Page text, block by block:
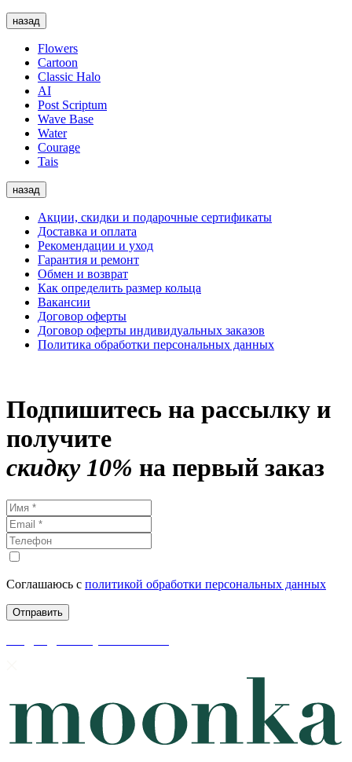
назад
Flowers
Cartoon
Classic Halo
AI
Post Scriptum
Wave Base
Water
Courage
Tais
назад
Акции, скидки и подарочные сертификаты
Доставка и оплата
Рекомендации и уход
Гарантия и ремонт
Обмен и возврат
Как определить размер кольца
Вакансии
Договор оферты
Договор оферты индивидуальных заказов
Политика обработки персональных данных
Подпишитесь на рассылку и
получите
скидку 10% на первый заказ
Соглашаюсь с политикой обработки персональных данных